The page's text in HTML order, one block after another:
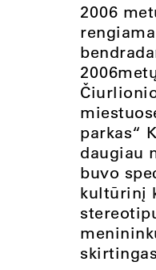
2006
parkas“
daugiau
buvo
kultūrinį